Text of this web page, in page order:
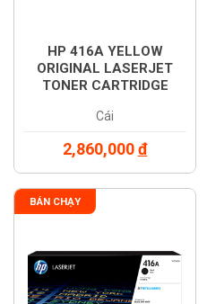
HP 416A YELLOW
ORIGINAL LASERJET
TONER CARTRIDGE
Cái
2,860,000đ
BÁN CHẠY